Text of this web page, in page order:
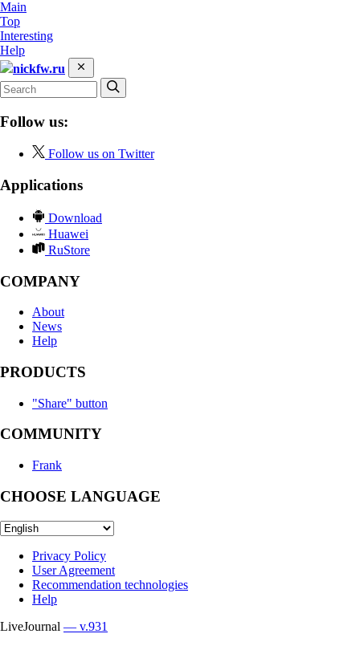
Main
Top
Interesting
Help
nickfw.ru
Follow us:
Follow us on Twitter
Applications
Download
Huawei
RuStore
COMPANY
About
News
Help
PRODUCTS
"Share" button
COMMUNITY
Frank
CHOOSE LANGUAGE
Privacy Policy
User Agreement
Recommendation technologies
Help
LiveJournal — v.931